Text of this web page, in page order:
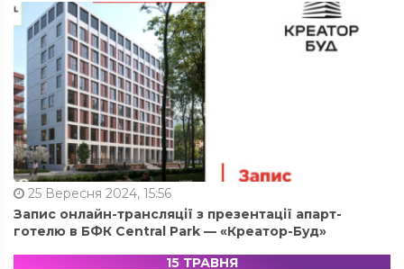
25 Вересня 2024, 15:56
Запис онлайн-трансляції з презентації апарт-
готелю в БФК Central Park — «Креатор-Буд»
15 ТРАВНЯ